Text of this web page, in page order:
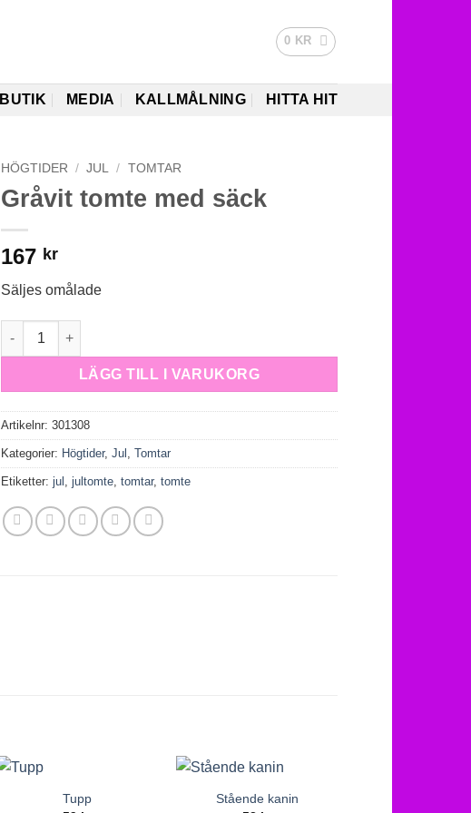
0 KR
BUTIK MEDIA KALLMÅLNING HITTA HIT
HÖGTIDER / JUL / TOMTAR
Gråvit tomte med säck
167 kr
Säljes omålade
Gråvit tomte med säck mängd
LÄGG TILL I VARUKORG
Artikelnr:301308
Kategorier: Högtider,Jul ,Tomtar
Etiketter:jul ,jultomte ,tomtar,tomte
Tupp
Stående kanin